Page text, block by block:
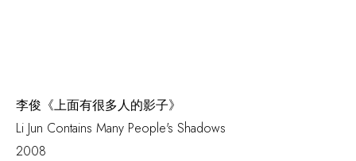
李俊《上面有很多人的影子》
Li Jun Contains Many People's Shadows
2008